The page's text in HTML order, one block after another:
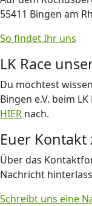
55411 Bingen am
So findet Ihr uns
LK Race
Du möchtest
Bingen e.V. beim
HIER nach.
Euer Kontakt
Über das
Nachricht
Schreibt uns eine